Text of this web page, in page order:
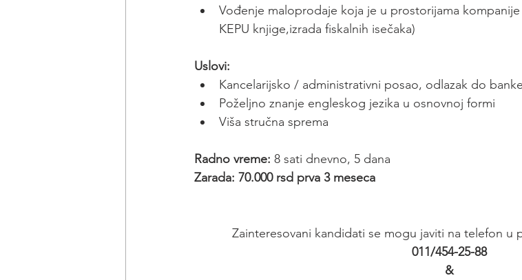
Vođenje maloprodaje koja je u prostorijama
KEPU knjige,izrada fiskalnih isečaka)
Uslovi:
Kancelarijsko / administrativni posao, odlazak do
Poželjno znanje engleskog jezika u osnovnoj formi
Viša stručna sprema
Radno vreme: 8 sati dnevno, 5 dana
Zarada: 70.000 rsd prva 3 meseca
Zainteresovani kandidati se mogu javiti na telefon u
011/454-25-88
&